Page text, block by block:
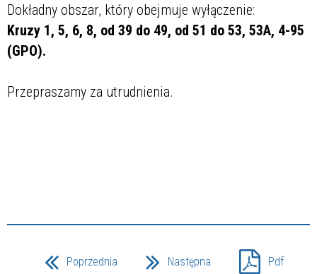
Dokładny obszar, który obejmuje wyłączenie:
Kruzy 1, 5, 6, 8, od 39 do 49, od 51 do 53, 53A, 4-95
(GPO).
Przepraszamy za utrudnienia.
Poprzednia Następna Pdf